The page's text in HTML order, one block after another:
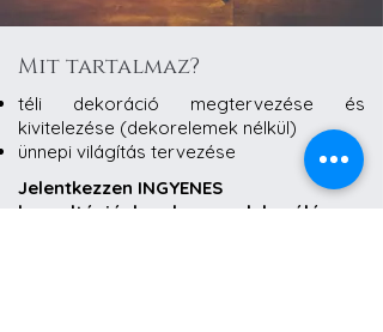
Mit tartalmaz?
téli dekoráció megtervezése és
kivitelezése (dekorelemek nélkül)
ünnepi világítás tervezése
Jelentkezzen INGYENES
konzultációnkra, hogy a dekorálás